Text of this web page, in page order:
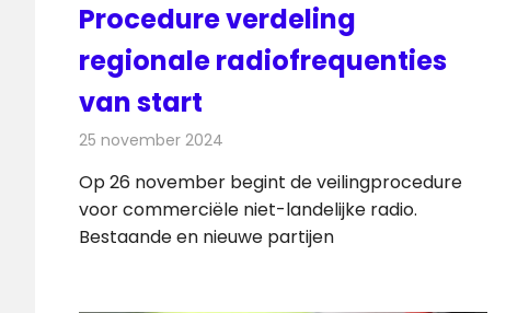
Procedure verdeling
regionale radiofrequenties
van start
25 november 2024
Op 26 november begint de veilingprocedure
voor commerciële niet-landelijke radio.
Bestaande en nieuwe partijen